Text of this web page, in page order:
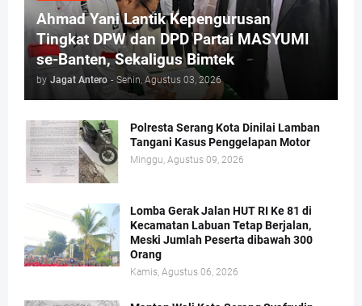
Ahmad Yani Lantik Kepengurusan
Tingkat DPW dan DPD Partai MASYUMI
se-Banten, Sekaligus Bimtek
by Jagat Antero - Senin, Agustus 03, 2026
Polresta Serang Kota Dinilai Lamban
Tangani Kasus Penggelapan Motor
Minggu, Agustus 09, 2026
Lomba Gerak Jalan HUT RI Ke 81 di
Kecamatan Labuan Tetap Berjalan,
Meski Jumlah Peserta dibawah 300
Orang
Kamis, Agustus 06, 2026